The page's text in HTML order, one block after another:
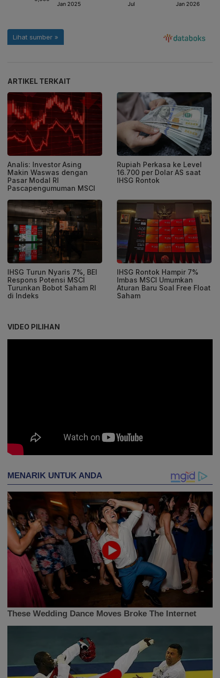
ARTIKEL TERKAIT
Analis: Investor Asing
Makin Waswas dengan
Pasar Modal RI
Pascapengumuman MSCI
Rupiah Perkasa ke Level
16.700 per Dolar AS saat
IHSG Rontok
IHSG Turun Nyaris 7%, BEI
Respons Potensi MSCI
Turunkan Bobot Saham RI
di Indeks
IHSG Rontok Hampir 7%
Imbas MSCI Umumkan
Aturan Baru Soal Free Float
Saham
VIDEO PILIHAN